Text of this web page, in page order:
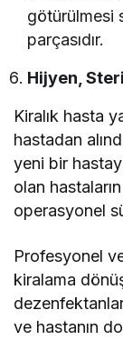
götürülmesi
parçasıdır.
Hijyen,
Kiralık hasta
hastadan
yeni bir
olan
operasyonel
Profesyonel
kiralama
ve hastanın